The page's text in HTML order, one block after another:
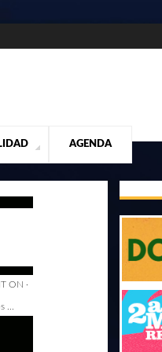
ALTO RUBÉN!
SEGUNDA MANO VENTA
VIDEOS
AGENDA
ON ·
...